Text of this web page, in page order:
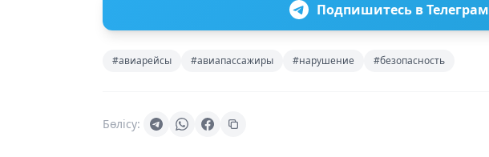
Подпишитесь в Телеграм
#авиарейсы #авиапассажиры #нарушение #безопасность
Бөлісу: